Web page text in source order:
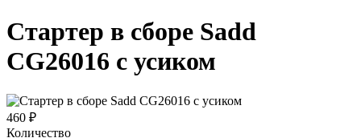
Стартер в сборе Sadd
CG26016 с усиком
460 ₽
Количество